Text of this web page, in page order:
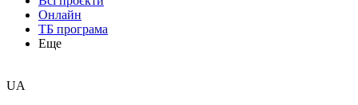
Онлайн
ТБ програма
Еще
UA